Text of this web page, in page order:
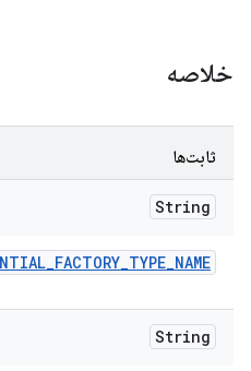
خلاصه
ثابت‌ها
String
_FACTORY_TYPE_NAME
String